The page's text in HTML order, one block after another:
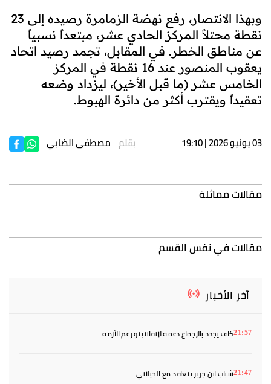
وبهذا الانتصار، رفع نهضة الزمامرة رصيده إلى 23
نقطة محتلاً المركز الحادي عشر، مبتعداً نسبياً
عن مناطق الخطر. في المقابل، تجمد رصيد اتحاد
يعقوب المنصور عند 16 نقطة في المركز
الخامس عشر (ما قبل الأخير)، ليزداد وضعه
تعقيداً ويقترب أكثر من دائرة الهبوط.
03 يونيو 2026 | 19:10 بقلم مصطفى الضابي
مقالات مماثلة
مقالات في نفس القسم
آخر الأخبار
21:57كاف يجدد بالإجماع دعمه لإنفانتينو رغم الأزمة
21:47شباب ابن جرير يتعاقد مع الجيلاني